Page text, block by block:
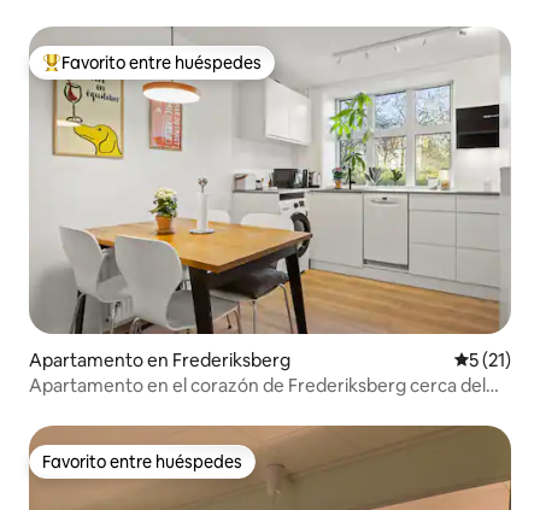
Favorito entre huéspedes preferido
Favorito entre huéspedes
Apartamento en Frederiksberg
5 (21)
Apartamento en el corazón de Frederiksberg cerca del
Favorito entre huéspedes
Favorito entre huéspedes